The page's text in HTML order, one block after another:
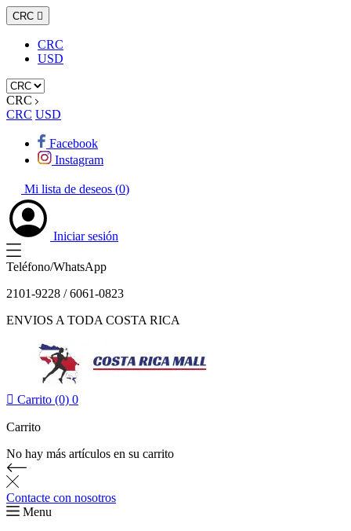
CRC 
CRC
USD
CRC
CRC USD
Facebook
Instagram
Mi lista de deseos (0)
Iniciar sesión
Teléfono/WhatsApp
2101-9228 / 6061-0823
ENVIOS A TODA COSTA RICA
 Carrito (0) 0
Carrito
No hay más artículos en su carrito
Contacte con nosotros
Menu